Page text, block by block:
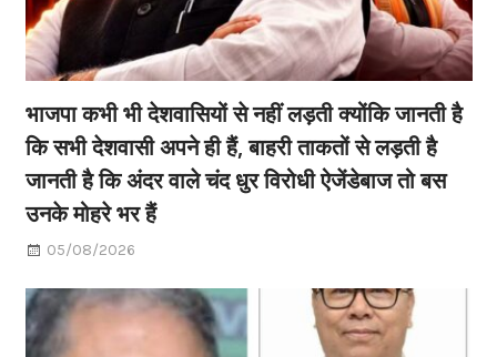
भाजपा कभी भी देशवासियों से नहीं लड़ती क्योंकि जानती है
कि सभी देशवासी अपने ही हैं, बाहरी ताकतों से लड़ती है
जानती है कि अंदर वाले चंद धुर विरोधी ऐजेंडेबाज तो बस
उनके मोहरे भर हैं
05/08/2026